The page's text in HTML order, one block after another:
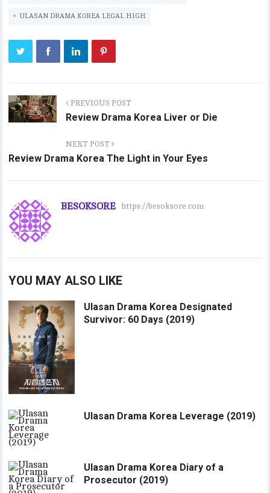
ULASAN DRAMA KOREA LEGAL HIGH
PREVIOUS POST
Review Drama Korea Liver or Die
NEXT POST
Review Drama Korea The Light in Your Eyes
BESOKSORE https://besoksore.com
YOU MAY ALSO LIKE
Ulasan Drama Korea Designated
Survivor: 60 Days (2019)
Ulasan Drama Korea Leverage (2019)
Ulasan Drama Korea Diary of a
Prosecutor (2019)